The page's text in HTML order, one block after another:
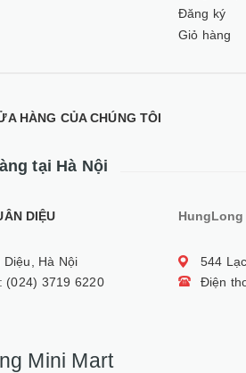
Đăng ký
Giỏ hàng
HÀNG CỦA CHÚNG TÔI
tại Hà Nội
DIỆU
Diệu, Hà Nội
(024) 3719 6220
HungLong
544
Điện
Mini Mart